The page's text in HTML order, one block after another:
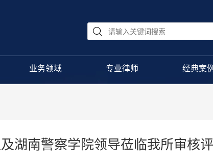
业务领域 专业律师 经典案例
湖南警察学院领导莅临我所审核